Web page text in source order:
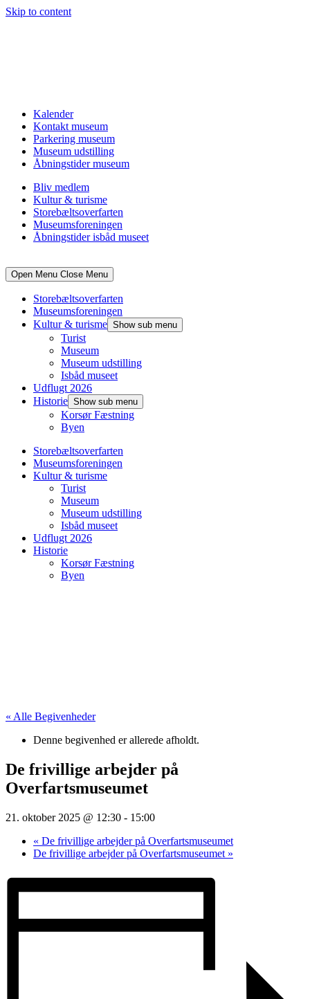
Skip to content
Kalender
Kontakt museum
Parkering museum
Museum udstilling
Åbningstider museum
Bliv medlem
Kultur & turisme
Storebæltsoverfarten
Museumsforeningen
Åbningstider isbåd museet
Open Menu Close Menu
Storebæltsoverfarten
Museumsforeningen
Kultur & turisme Show sub menu
Turist
Museum
Museum udstilling
Isbåd museet
Udflugt 2026
Historie Show sub menu
Korsør Fæstning
Byen
Storebæltsoverfarten
Museumsforeningen
Kultur & turisme
Turist
Museum
Museum udstilling
Isbåd museet
Udflugt 2026
Historie
Korsør Fæstning
Byen
« Alle Begivenheder
Denne begivenhed er allerede afholdt.
De frivillige arbejder på
Overfartsmuseumet
21. oktober 2025 @ 12:30 - 15:00
« De frivillige arbejder på Overfartsmuseumet
De frivillige arbejder på Overfartsmuseumet »